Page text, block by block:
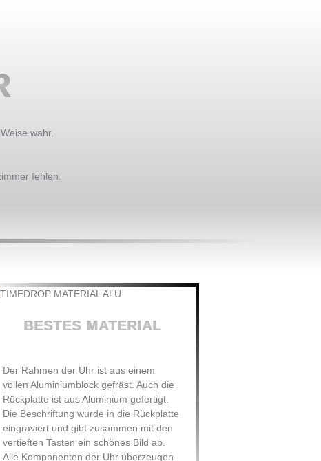
wahr.
fehlen.
BESTES MATERIAL
Der Rahmen der Uhr ist aus einem
vollen Aluminiumblock gefräst. Auch die
Rückplatte ist aus Aluminium gefertigt.
Die Beschriftung wurde in die Rückplatte
eingraviert und gibt zusammen mit den
vertieften Tasten ein schönes Bild ab.
Alle Komponenten der Uhr überzeugen